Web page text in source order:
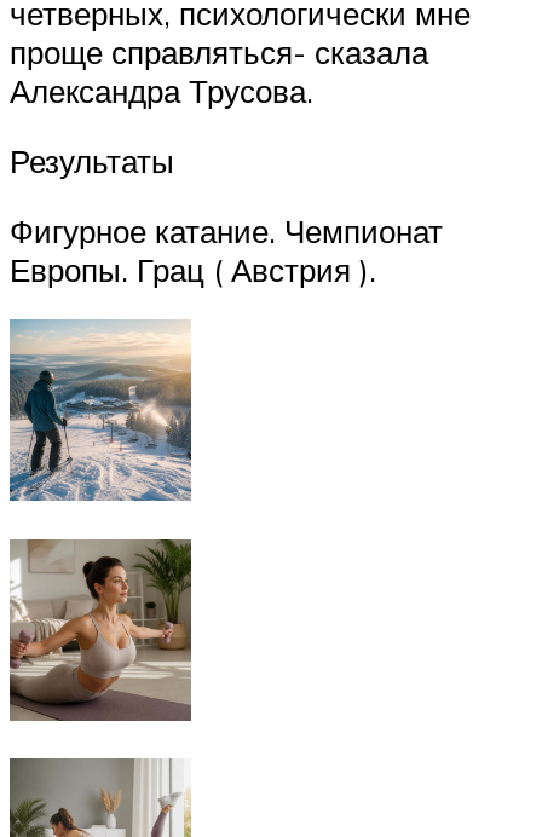
четверных, психологически мне
проще справляться- сказала
Александра Трусова.
Результаты
Фигурное катание. Чемпионат
Европы. Грац ( Австрия ).